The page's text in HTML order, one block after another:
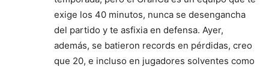
exige los 40 minutos, nunca se desengancha
del partido y te asfixia en defensa. Ayer,
además, se batieron records en pérdidas, creo
que 20, e incluso en jugadores solventes como